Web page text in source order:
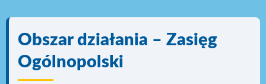
Obszar działania – Zasięg
Ogólnopolski